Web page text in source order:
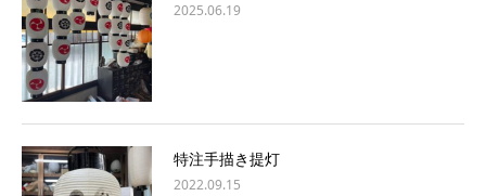
2025.06.19
特注手描き提灯
2022.09.15